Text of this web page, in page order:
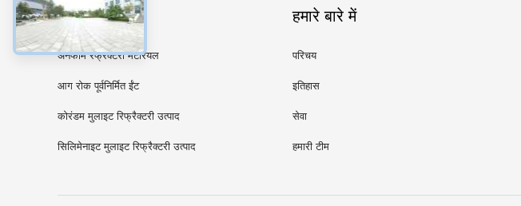
श्रेणियाँ
अनफॉर्म रेफ्रेक्टरी मटेरियल
आग रोक पूर्वनिर्मित ईंट
कोरंडम मुलाइट रिफ्रैक्टरी उत्पाद
सिलिमेनाइट मुलाइट रिफ्रैक्टरी उत्पाद
हमारे बारे में
परिचय
इतिहास
सेवा
हमारी टीम